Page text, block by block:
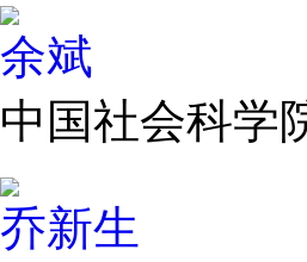
余斌
中国社会科学
乔新生